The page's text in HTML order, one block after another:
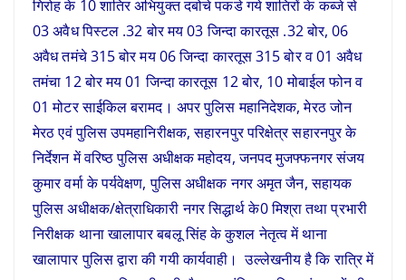
गिरोह के 10 शातिर अभियुक्त दबोचे पकडे गये शातिरों के कब्जे से
03 अवैध पिस्टल .32 बोर मय 03 जिन्दा कारतूस .32 बोर, 06
अवैध तमंचे 315 बोर मय 06 जिन्दा कारतूस 315 बोर व 01 अवैध
तमंचा 12 बोर मय 01 जिन्दा कारतूस 12 बोर, 10 मोबाईल फोन व
01 मोटर साईकिल बरामद। अपर पुलिस महानिदेशक, मेरठ जोन
मेरठ एवं पुलिस उपमहानिरीक्षक, सहारनपुर परिक्षेत्र सहारनपुर के
निर्देशन में वरिष्ठ पुलिस अधीक्षक महोदय, जनपद मुजफ्फनगर संजय
कुमार वर्मा के पर्यवेक्षण, पुलिस अधीक्षक नगर अमृत जैन, सहायक
पुलिस अधीक्षक/क्षेत्राधिकारी नगर सिद्धार्थ के0 मिश्रा तथा प्रभारी
निरीक्षक थाना खालापार बबलू सिंह के कुशल नेतृत्व में थाना
खालापार पुलिस द्वारा की गयी कार्यवाही। उल्लेखनीय है कि रात्रि में